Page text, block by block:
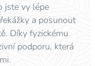
jste vy lépe
a posunout
Díky fyzickému
podporu, která